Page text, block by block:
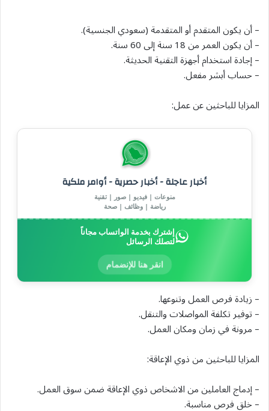
– أن يكون المتقدم أو المتقدمة (سعودي الجنسية).
– أن يكون العمر من 18 سنة إلى 60 سنة.
– إجادة استخدام أجهزة التقنية الحديثة.
– حساب أبشر مفعل.
المزايا للباحثين عن عمل:
أخبار عاجلة - أخبار حصرية - أوامر ملكية
منوعات | فيديو | صور | تقنية
رياضة | وظائف | صحة
إشترك بخدمة الواتساب مجاناً
لتصلك الرسائل
انقر هنا للإنضمام
– زيادة فرص العمل وتنوعها.
– توفير تكلفة المواصلات والتنقل.
– مرونة في زمان ومكان العمل.
المزايا للباحثين من ذوي الإعاقة:
– إدماج العاملين من الاشخاص ذوي الإعاقة ضمن سوق العمل.
– خلق فرص مناسبة.